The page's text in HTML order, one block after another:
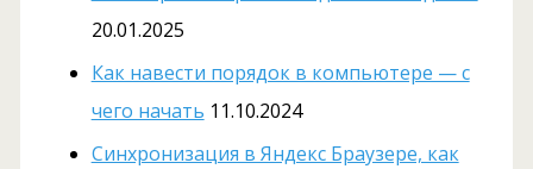
20.01.2025
Как навести порядок в компьютере — с
чего начать 11.10.2024
Cинхронизация в Яндекс Браузере, как